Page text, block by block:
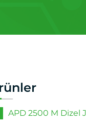
APD 2500 M Dizel